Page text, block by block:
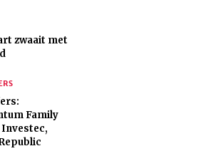
zwaait met
Family